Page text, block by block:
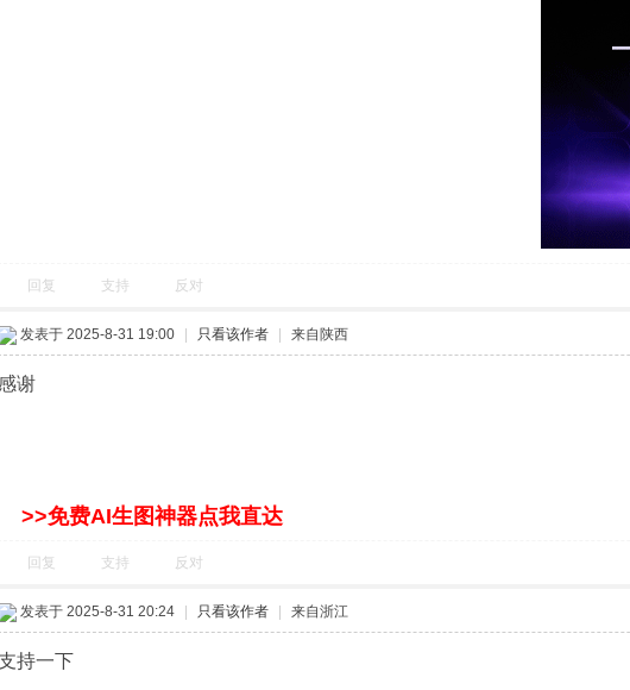
回复 支持 反对
发表于 2025-8-31 19:00 只看该作者 来自陕西
感谢
>>免费AI生图神器点我直达
回复 支持 反对
发表于 2025-8-31 20:24 只看该作者 来自浙江
持一下